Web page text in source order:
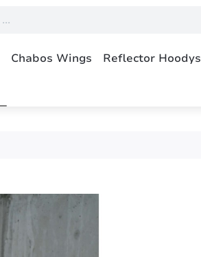
Chabos Wings Reflector Hoodys